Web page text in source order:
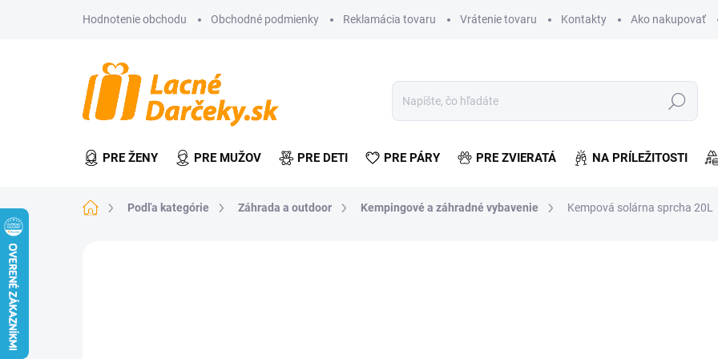
Hodnotenie obchodu Obchodné podmienky Reklamácia tovaru Vrátenie tovaru Kontakty Ako nakupovať
Hľadať
PRE ŽENY PRE MUŽOV PRE DETI PRE PÁRY PRE ZVIERATÁ NA PRÍLEŽITOSTI
DomovPodľa kategórie Záhrada a outdoor Kempingové a záhradné vybavenie Kempová solárna sprcha 20L